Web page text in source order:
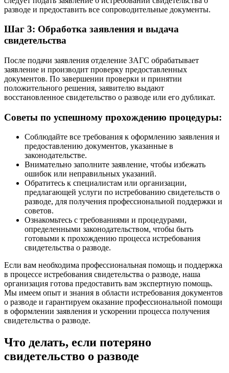
разводе и предоставить все сопроводительные документы.
Шаг 3: Обработка заявления и выдача
свидетельства
После подачи заявления отделение ЗАГС обрабатывает
заявление и производит проверку предоставленных
документов. По завершении проверки и принятии
положительного решения, заявителю выдают
восстановленное свидетельство о разводе или его дубликат.
Советы по успешному прохождению процедуры:
Соблюдайте все требования к оформлению заявления и
предоставлению документов, указанные в
законодательстве.
Внимательно заполните заявление, чтобы избежать
ошибок или неправильных указаний.
Обратитесь к специалистам или организации,
предлагающей услуги по истребованию свидетельств о
разводе, для получения профессиональной поддержки и
советов.
Ознакомьтесь с требованиями и процедурами,
определенными законодательством, чтобы быть
готовыми к прохождению процесса истребования
свидетельства о разводе.
Если вам необходима профессиональная помощь и поддержка
в процессе истребования свидетельства о разводе, наша
организация готова предоставить вам экспертную помощь.
Мы имеем опыт и знания в области истребования документов
о разводе и гарантируем оказание профессиональной помощи
в оформлении заявления и ускорении процесса получения
свидетельства о разводе.
Что делать, если потеряно
свидетельство о разводе